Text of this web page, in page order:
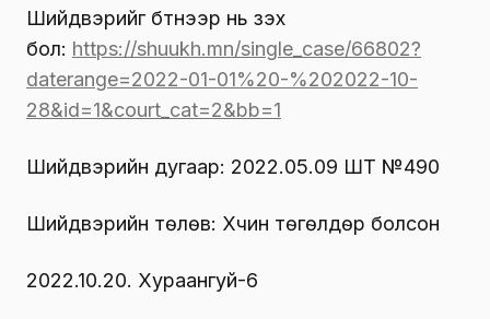
Шийдвэрийг бүтнээр нь үзэх
бол: https://shuukh.mn/single_case/66802?
daterange=2022-01-01%20-%202022-10-
28&id=1&court_cat=2&bb=1
Шийдвэрийн дугаар: 2022.05.09 ШТ №490
Шийдвэрийн төлөв: Хүчин төгөлдөр болсон
2022.10.20. Хураангуй-6